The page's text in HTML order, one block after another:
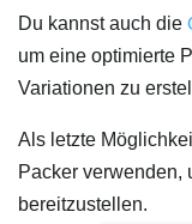
Du kannst auch die
um eine optimierte
Variationen zu
Als letzte
Packer verwenden,
bereitzustellen.